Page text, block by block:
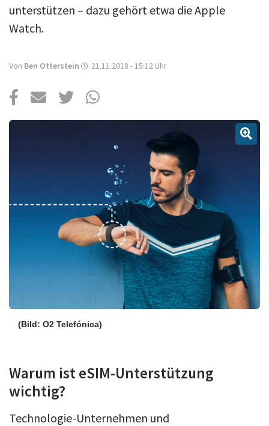
unterstützen – dazu gehört etwa die Apple
Watch.
Von Ben Otterstein 21.11.2018 - 15:12 Uhr
(Bild: O2 Telefónica)
Warum ist eSIM-Unterstützung
wichtig?
Technologie-Unternehmen und